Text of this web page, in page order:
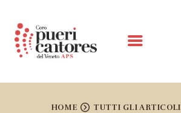
HOME
TUTTI GLI ARTICOLI
CHI SIAMO
CONCERTI